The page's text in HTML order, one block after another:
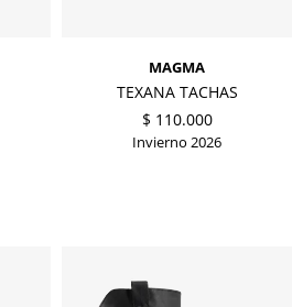
MAGMA
TEXANA TACHAS
$ 110.000
Invierno 2026